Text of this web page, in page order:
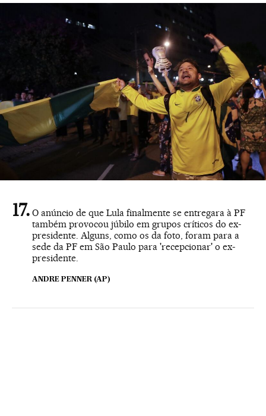
O anúncio de que Lula finalmente se entregara à PF
também provocou júbilo em grupos críticos do ex-
presidente. Alguns, como os da foto, foram para a
sede da PF em São Paulo para 'recepcionar' o ex-
presidente.
ANDRE PENNER (AP)